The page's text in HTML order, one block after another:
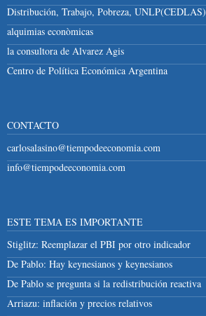
Distribución, Trabajo, Pobreza, UNLP(CEDLAS)
alquimias econòmicas
la consultora de Alvarez Agis
Centro de Política Económica Argentina
CONTACTO
carlosalasino@tiempodeeconomia.com
info@tiempodeeconomia.com
ESTE TEMA ES IMPORTANTE
Stiglitz: Reemplazar el PBI por otro indicador
De Pablo: Hay keynesianos y keynesianos
De Pablo se pregunta si la redistribución reactiva
Arriazu: inflación y precios relativos